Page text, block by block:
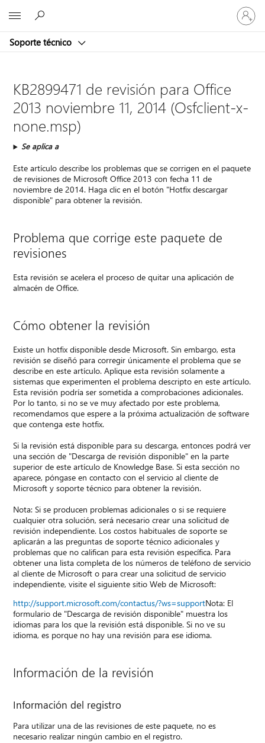
Soporte técnico
Iniciar
sesión
en
cuenta
KB2899471 de revisión para Office
2013 noviembre 11, 2014 (Osfclient-x-
none.msp)
Se aplica a
Este artículo describe los problemas que se corrigen en el paquete
de revisiones de Microsoft Office 2013 con fecha 11 de
noviembre de 2014. Haga clic en el botón "Hotfix descargar
disponible" para obtener la revisión.
Problema que corrige este paquete de
revisiones
Esta revisión se acelera el proceso de quitar una aplicación de
almacén de Office.
Cómo obtener la revisión
Existe un hotfix disponible desde Microsoft. Sin embargo, esta
revisión se diseñó para corregir únicamente el problema que se
describe en este artículo. Aplique esta revisión solamente a
sistemas que experimenten el problema descripto en este artículo.
Esta revisión podría ser sometida a comprobaciones adicionales.
Por lo tanto, si no se ve muy afectado por este problema,
recomendamos que espere a la próxima actualización de software
que contenga este hotfix.
Si la revisión está disponible para su descarga, entonces podrá ver
una sección de "Descarga de revisión disponible" en la parte
superior de este artículo de Knowledge Base. Si esta sección no
aparece, póngase en contacto con el servicio al cliente de
Microsoft y soporte técnico para obtener la revisión.
Nota: Si se producen problemas adicionales o si se requiere
cualquier otra solución, será necesario crear una solicitud de
revisión independiente. Los costos habituales de soporte se
aplicarán a las preguntas de soporte técnico adicionales y
problemas que no califican para esta revisión específica. Para
obtener una lista completa de los números de teléfono de servicio
al cliente de Microsoft o para crear una solicitud de servicio
independiente, visite el siguiente sitio Web de Microsoft:
http://support.microsoft.com/contactus/?ws=supportNota: El
formulario de "Descarga de revisión disponible" muestra los
idiomas para los que la revisión está disponible. Si no ve su
idioma, es porque no hay una revisión para ese idioma.
Información de la revisión
Información del registro
Para utilizar una de las revisiones de este paquete, no es
necesario realizar ningún cambio en el registro.